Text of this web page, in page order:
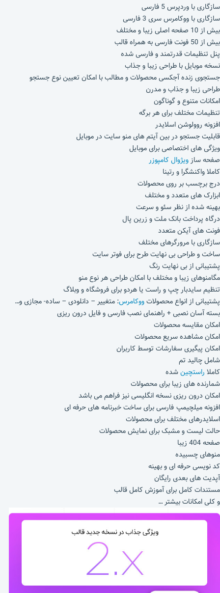
سازگاری با وردپرس 5 فارسی
سازگاری با ووکامرس سری 3 فارسی
بیش از 10 صفحه اصلی زیبا و مختلف
بیش از 50 فونت فارسی به همراه قالب
پنل تنظیمات قدرتمند و فارسی شده
نسخه موبایل با طراحی زیبا و جذاب
جستجوی زنده آجکسی محصولات و مطالب با امکان تعیین نوع جستجو
طراحی زیبا و جذاب و مدرن
امکانات متنوع و گوناگون
تنظیمات مختلف برای هر برگه
افزونه روولوشن اسلایدر
قابلیت جستجو در بین آیتم های منو سایت در موبایل
ویژگی های اختصاصی برای موبایل
صفحه ساز ویژوال کامپوزر
کاملا واکنشگرا و رتینا
درج برچسب بر روی محصولات
ابزارک های متعدد و مختلف
بهینه شده از نظر سئو و سرعت
درگاه پرداخت بانک ملت و زرین پال
فونت های آیکن متعدد
سازگاری با مرورگرهای مختلف
ساخت و طراحی بی نهایت طرح برای فوتر سایت
پشتیبانی از بی نهایت رنگ
مگامنوهای زیبا و مختلف با امکان طراحی هر نوع منو
تنظیم سایدبار چپ و راست یا هردو برای فروشگاه و وبلاگ
پشتیبانی از انواع محصولاتووکامرس: متغییر – دانلودی – ساده- مجازی و…
بسته آسان نصبی + راهنمای نصب فارسی و فایل درون ریزی
امکان مقایسه محصولات
امکان مشاهده سریع محصولات
امکان پیگیری سفارشات توسط کاربران
شامل چالید تم
کاملا راستچینشده
شمارنده های زیبا برای محصولات
امکان درون ریزی نسخه انگلیسی نیز فراهم می باشد
افزونه میلچیمپ فارسی برای ساخت خبرنامه های حرفه ای
اسلایدرهای مختلف برای محصولات
حالت لیست و مشبک برای نمایش محصولات
صفحه 404 زیبا
منوهای چسبیده
کد نویسی حرفه ای و بهینه
آپدیت های بعدی رایگان
مستندات کامل برای آموزش کامل قالب
و کلی امکانات بیشتر …